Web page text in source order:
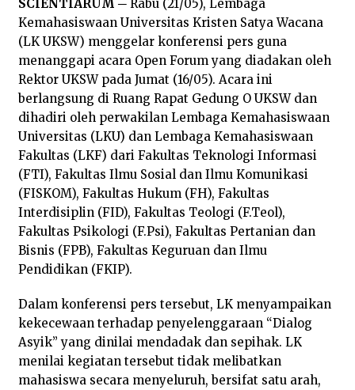
5
SCIENTIARUM ─ Rabu (21/05), Lembaga
Kemahasiswaan Universitas Kristen Satya Wacana
(LK UKSW) menggelar konferensi pers guna
menanggapi acara Open Forum yang diadakan oleh
Rektor UKSW pada Jumat (16/05). Acara ini
berlangsung di Ruang Rapat Gedung O UKSW dan
dihadiri oleh perwakilan Lembaga Kemahasiswaan
Universitas (LKU) dan Lembaga Kemahasiswaan
Fakultas (LKF) dari Fakultas Teknologi Informasi
(FTI), Fakultas Ilmu Sosial dan Ilmu Komunikasi
(FISKOM), Fakultas Hukum (FH), Fakultas
Interdisiplin (FID), Fakultas Teologi (F.Teol),
Fakultas Psikologi (F.Psi), Fakultas Pertanian dan
Bisnis (FPB), Fakultas Keguruan dan Ilmu
Pendidikan (FKIP).
Dalam konferensi pers tersebut, LK menyampaikan
kekecewaan terhadap penyelenggaraan “Dialog
Asyik” yang dinilai mendadak dan sepihak. LK
menilai kegiatan tersebut tidak melibatkan
mahasiswa secara menyeluruh, bersifat satu arah,